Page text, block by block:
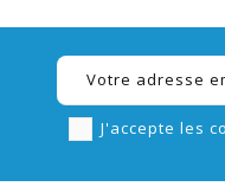
J'accepte les